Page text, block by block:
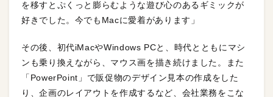
を移すとぷくっと膨らむような遊び心のあるギミックが
好きでした。今でもMacに愛着があります」
その後、初代iMacやWindows PCと、時代とともにマシ
ンも乗り換えながら、マウス画を描き続けました。また
「PowerPoint」で販促物のデザイン見本の作成をした
り、企画のレイアウトを作成するなど、会社業務をこな